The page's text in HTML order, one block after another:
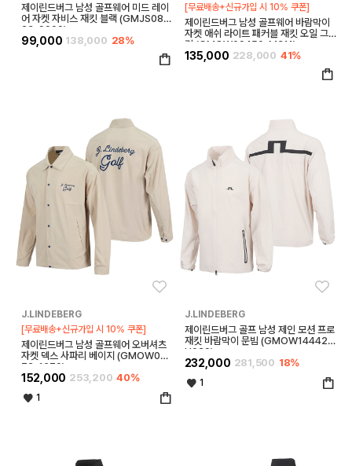
제이린드버그 남성 골프웨어 미드 레이
어 자켓 자비스 재킷 블랙 (GMJS089
23-9999)
99,000 138,000 28%
[무료배송+신규가입 시 10% 쿠폰]
제이린드버그 남성 골프웨어 바람막이
자켓 애쉬 라이트 패커블 재킷 오일 그
린 (GMOW09450-M311)
135,000 228,000 41%
J.LINDEBERG
[무료배송+신규가입 시 10% 쿠폰]
제이린드버그 남성 골프웨어 오버셔츠
자켓 덱스 사파리 베이지 (GMOW094
72-1679)
152,000 253,200 40%
1
J.LINDEBERG
제이린드버그 골프 남성 제인 모션 프로
재킷 바람막이 문빔 (GMOW14442-
U029)
232,000 281,500 18%
1